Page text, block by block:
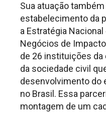
Sua atuação
estabelecimento da
a Estratégia
Negócios de
de 26 instituições da
da sociedade civil
desenvolvimento do
no Brasil. Essa
montagem de um